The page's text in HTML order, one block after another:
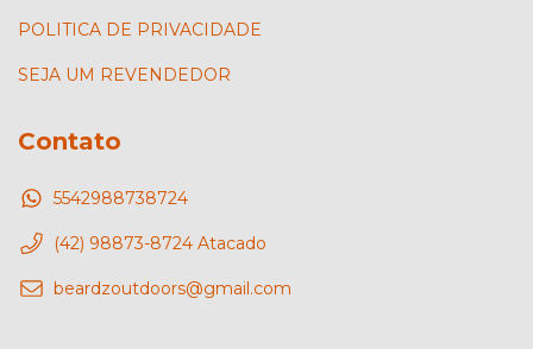
POLITICA DE PRIVACIDADE
SEJA UM REVENDEDOR
Contato
5542988738724
(42) 98873-8724 Atacado
beardzoutdoors@gmail.com